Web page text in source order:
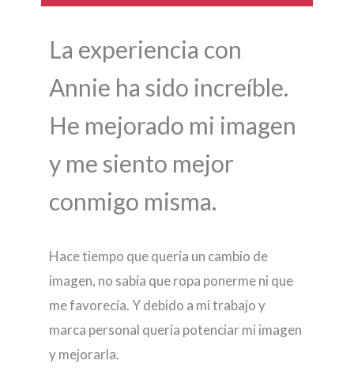
La experiencia con
Annie ha sido increíble.
He mejorado mi imagen
y me siento mejor
conmigo misma.
Hace tiempo que quería un cambio de
imagen, no sabía que ropa ponerme ni que
me favorecía. Y debido a mi trabajo y
marca personal quería potenciar mi imagen
y mejorarla.